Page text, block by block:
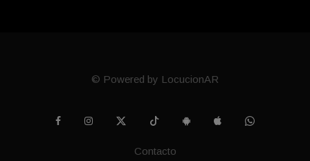
© Powered by LocucionAR
Contacto